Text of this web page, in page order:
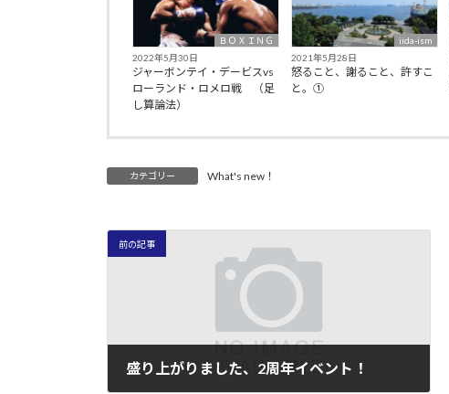
ＢＯＸＩＮＧ
2022年5月30日
ジャーボンテイ・デービスvs
ローランド・ロメロ戦 （足
し算論法）
iida-ism
2021年5月28日
怒ること、謝ること、許すこ
と。①
カテゴリー What's new！
前の記事
盛り上がりました、2周年イベント！